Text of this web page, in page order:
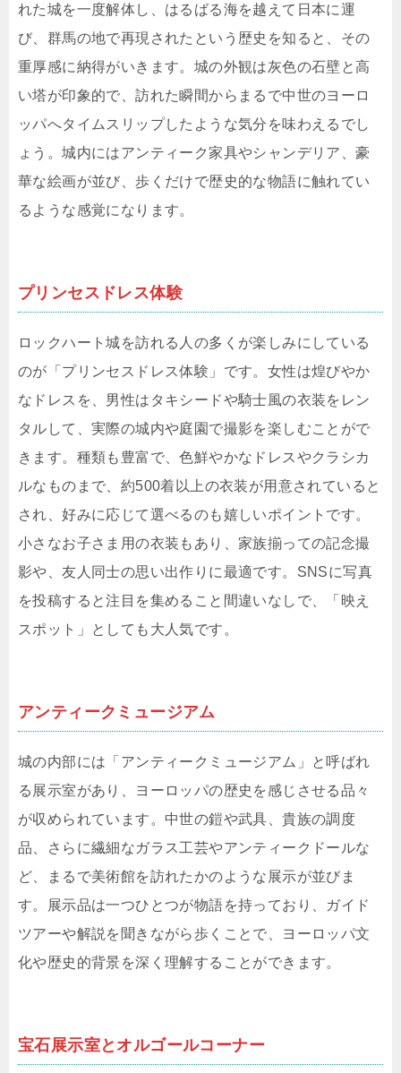
れた城を一度解体し、はるばる海を越えて日本に運
び、群馬の地で再現されたという歴史を知ると、その
重厚感に納得がいきます。城の外観は灰色の石壁と高
い塔が印象的で、訪れた瞬間からまるで中世のヨーロ
ッパへタイムスリップしたような気分を味わえるでし
ょう。城内にはアンティーク家具やシャンデリア、豪
華な絵画が並び、歩くだけで歴史的な物語に触れてい
るような感覚になります。
プリンセスドレス体験
ロックハート城を訪れる人の多くが楽しみにしている
のが「プリンセスドレス体験」です。女性は煌びやか
なドレスを、男性はタキシードや騎士風の衣装をレン
タルして、実際の城内や庭園で撮影を楽しむことがで
きます。種類も豊富で、色鮮やかなドレスやクラシカ
ルなものまで、約500着以上の衣装が用意されていると
され、好みに応じて選べるのも嬉しいポイントです。
小さなお子さま用の衣装もあり、家族揃っての記念撮
影や、友人同士の思い出作りに最適です。SNSに写真
を投稿すると注目を集めること間違いなしで、「映え
スポット」としても大人気です。
アンティークミュージアム
城の内部には「アンティークミュージアム」と呼ばれ
る展示室があり、ヨーロッパの歴史を感じさせる品々
が収められています。中世の鎧や武具、貴族の調度
品、さらに繊細なガラス工芸やアンティークドールな
ど、まるで美術館を訪れたかのような展示が並びま
す。展示品は一つひとつが物語を持っており、ガイド
ツアーや解説を聞きながら歩くことで、ヨーロッパ文
化や歴史的背景を深く理解することができます。
宝石展示室とオルゴールコーナー